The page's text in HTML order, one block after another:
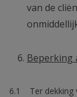
van de
Beperking
6.1 Ter dekking